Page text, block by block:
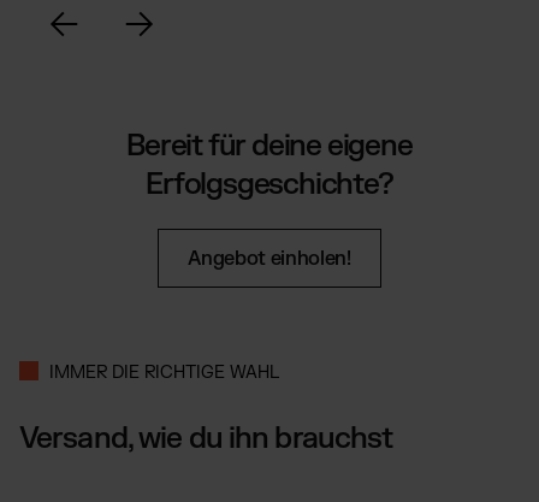
Bereit für deine eigene
Erfolgsgeschichte?
Angebot einholen!
IMMER DIE RICHTIGE WAHL
Versand, wie du ihn brauchst